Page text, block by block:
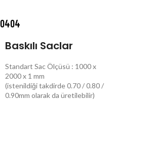
0404
Baskılı Saclar
Standart Sac Ölçüsü : 1000 x
2000 x 1 mm
(istenildiği takdirde 0.70 / 0.80 /
0.90mm olarak da üretilebilir)